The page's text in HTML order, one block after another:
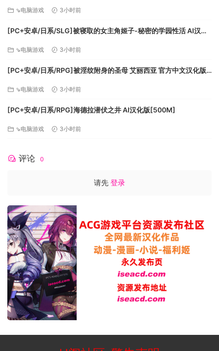
系统需求
处理器: Dual Core
内存: 2 GB RAM
显卡: 512 MB
DirectX 版本: 9.0
⇘电脑游戏 3小时前
[PC+安卓/日系/SLG]被寝取的女主角姬子-秘密的学园性活 AI汉化
⇘电脑游戏 3小时前
[PC+安卓/日系/RPG]被淫纹附身的圣母 艾丽西亚 官方中文汉化版
⇘电脑游戏 3小时前
[PC+安卓/日系/RPG]海德拉潜伏之井 AI汉化版[500M]
⇘电脑游戏 3小时前
评论 0
请先 登录